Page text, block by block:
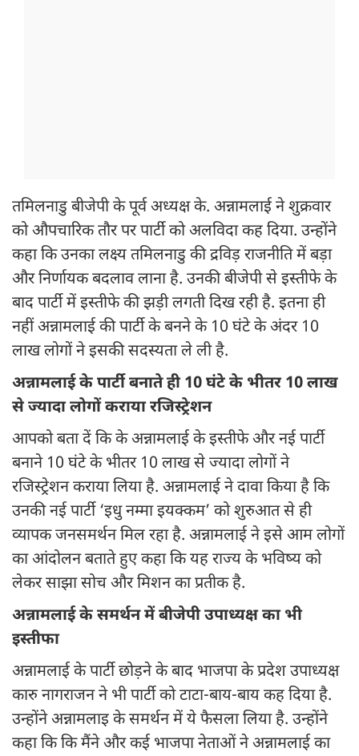
तमिलनाडु बीजेपी के पूर्व अध्यक्ष के. अन्नामलाई ने शुक्रवार
को औपचारिक तौर पर पार्टी को अलविदा कह दिया. उन्होंने
कहा कि उनका लक्ष्य तमिलनाडु की द्रविड़ राजनीति में बड़ा
और निर्णायक बदलाव लाना है. उनकी बीजेपी से इस्तीफे के
बाद पार्टी में इस्तीफे की झड़ी लगती दिख रही है. इतना ही
नहीं अन्नामलाई की पार्टी के बनने के 10 घंटे के अंदर 10
लाख लोगों ने इसकी सदस्यता ले ली है.
अन्नामलाई के पार्टी बनाते ही 10 घंटे के भीतर 10 लाख
से ज्यादा लोगों कराया रजिस्ट्रेशन
आपको बता दें कि के अन्नामलाई के इस्तीफे और नई पार्टी
बनाने 10 घंटे के भीतर 10 लाख से ज्यादा लोगों ने
रजिस्ट्रेशन कराया लिया है. अन्नामलाई ने दावा किया है कि
उनकी नई पार्टी ‘इधु नम्मा इयक्कम’ को शुरुआत से ही
व्यापक जनसमर्थन मिल रहा है. अन्नामलाई ने इसे आम लोगों
का आंदोलन बताते हुए कहा कि यह राज्य के भविष्य को
लेकर साझा सोच और मिशन का प्रतीक है.
अन्नामलाई के समर्थन में बीजेपी उपाध्यक्ष का भी
इस्तीफा
अन्नामलाई के पार्टी छोड़ने के बाद भाजपा के प्रदेश उपाध्यक्ष
कारु नागराजन ने भी पार्टी को टाटा-बाय-बाय कह दिया है.
उन्होंने अन्नामलाइ के समर्थन में ये फैसला लिया है. उन्होंने
कहा कि कि मैंने और कई भाजपा नेताओं ने अन्नामलाई का